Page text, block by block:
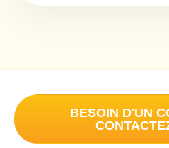
BESOIN D'UN